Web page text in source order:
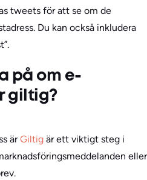
tweets för att se om de
Du kan också inkludera
på om e-
giltig?
ärGiltig är ett viktigt steg i
eller